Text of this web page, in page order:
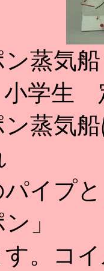
ン蒸気船
生 定
気船は
プと、
」
コイル